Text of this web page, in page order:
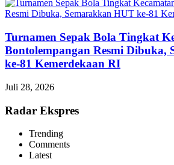
Turnamen Sepak Bola Tingkat
Bontolempangan Resmi Dibuka,
ke-81 Kemerdekaan RI
Juli 28, 2026
Radar Ekspres
Trending
Comments
Latest